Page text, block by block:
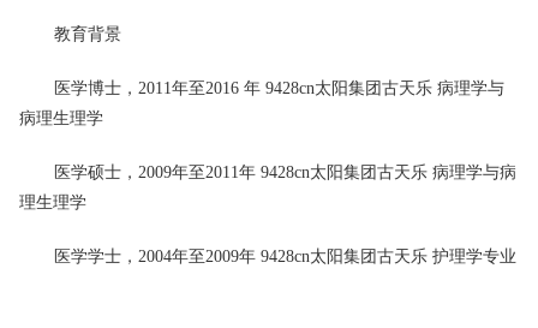
教育背景
医学博士， 2011年至2016 年 9428cn太阳集团古天乐 病理学与
病理生理学
医学硕士， 2009年至2011年 9428cn太阳集团古天乐 病理学与病
理生理学
医学学士， 2004年至2009年 9428cn太阳集团古天乐 护理学专业